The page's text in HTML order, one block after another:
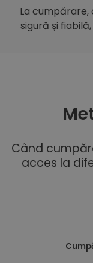
La cumpărare,
sigură și
Când
acces la